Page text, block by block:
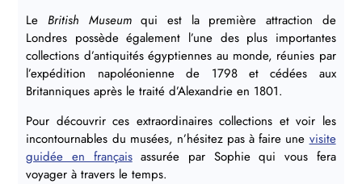
LeBritish Museumqui est la première attraction de
Londres possède également l’une des plus importantes
collections d’antiquités égyptiennes au monde, réunies par
l’expédition napoléonienne de 1798 et cédées aux
Britanniques après le traité d’Alexandrie en 1801.
Pour découvrir ces extraordinaires collections et voir les
incontournables du musées, n’hésitez pas à faire une visite
guidée en françaisassurée par Sophie qui vous fera
voyager à travers le temps.